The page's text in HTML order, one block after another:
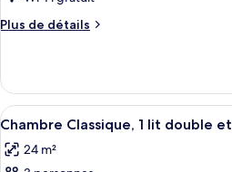
Plus de détails
Plus
le
type
de
Chambre
Afficher
toutes
les
4
Chambre Classique, 1 lit double
24 m²